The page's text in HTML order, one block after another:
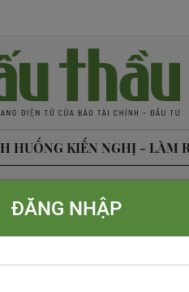
HUỐNG KIẾN NGHỊ - LÀM
ĐĂNG NHẬP